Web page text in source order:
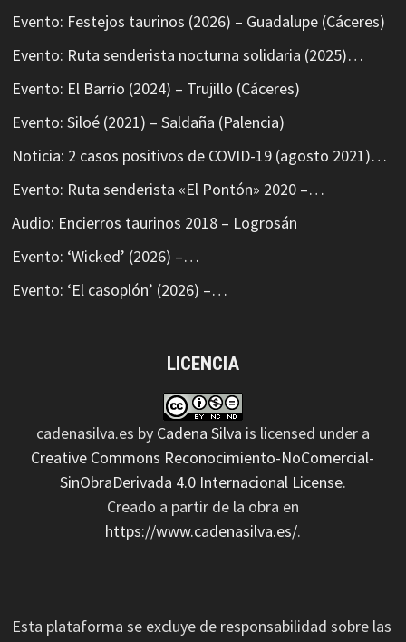
Evento: Festejos taurinos (2026) – Guadalupe (Cáceres)
Evento: Ruta senderista nocturna solidaria (2025)…
Evento: El Barrio (2024) – Trujillo (Cáceres)
Evento: Siloé (2021) – Saldaña (Palencia)
Noticia: 2 casos positivos de COVID-19 (agosto 2021)…
Evento: Ruta senderista «El Pontón» 2020 –…
Audio: Encierros taurinos 2018 – Logrosán
Evento: ‘Wicked’ (2026) –…
Evento: ‘El casoplón’ (2026) –…
LICENCIA
cadenasilva.es by Cadena Silva is licensed under a
Creative Commons Reconocimiento-NoComercial-
SinObraDerivada 4.0 Internacional License.
Creado a partir de la obra en
https://www.cadenasilva.es/.
Esta plataforma se excluye de responsabilidad sobre las